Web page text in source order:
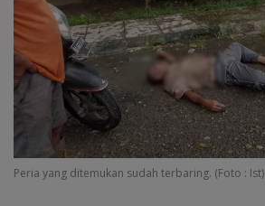
Peria yang ditemukan sudah terbaring. (Foto : Ist)